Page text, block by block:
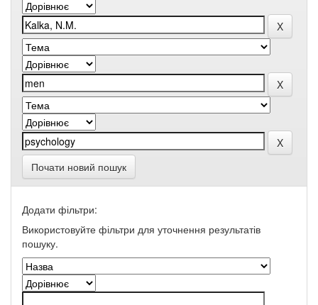
Почати новий пошук
Додати фільтри:
Використовуйте фільтри для уточнення результатів
пошуку.